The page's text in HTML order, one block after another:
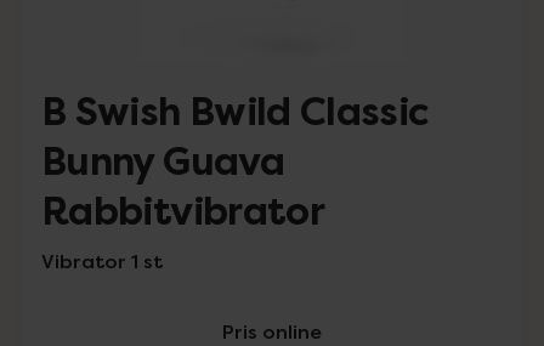
B Swish Bwild Classic
Bunny Guava
Rabbitvibrator
Vibrator 1 st
Pris online